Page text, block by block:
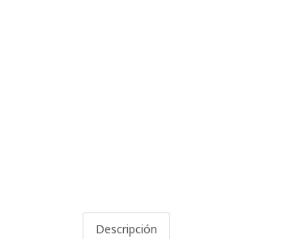
Descripción